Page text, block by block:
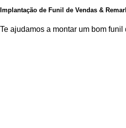
Implantação de Funil de Vendas &
Te ajudamos a montar um bom